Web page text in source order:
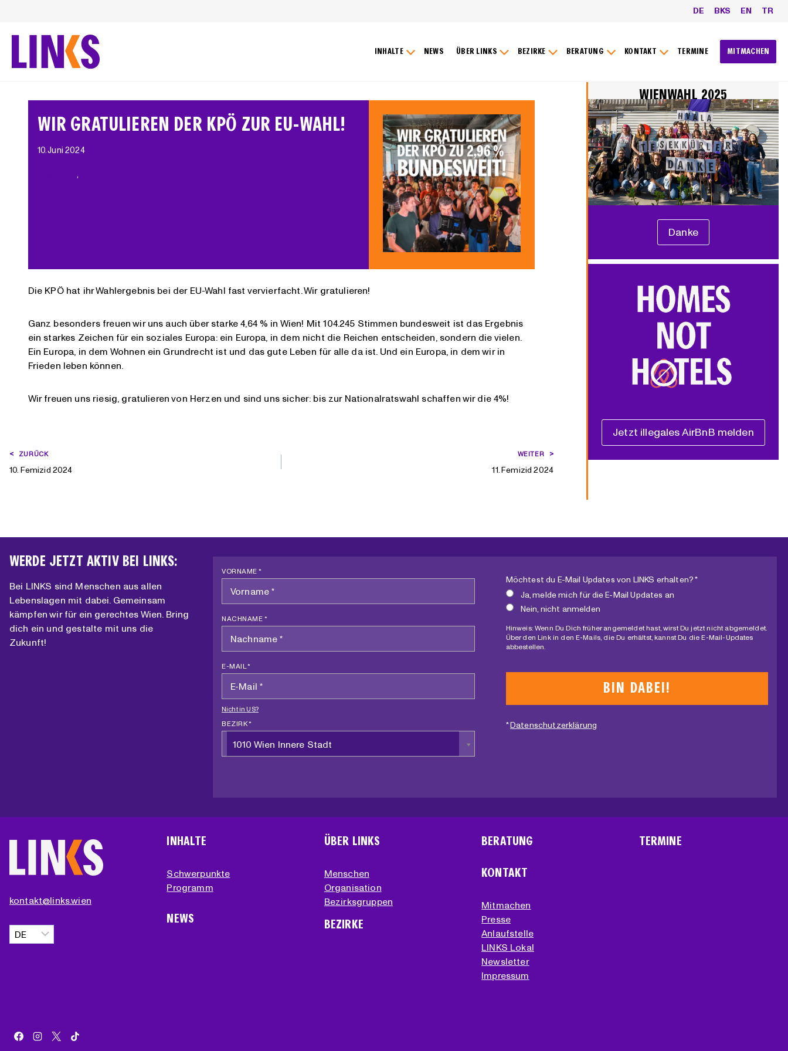
springen
DE BKS EN TR
INHALTE NEWS ÜBER LINKS BEZIRKE BERATUNG KONTAKT TERMINE MITMACHEN
WIR GRATULIEREN DER KPÖ ZUR EU-WAHL!
10. Juni 2024
Allgemein,
Die KPÖ hat ihr Wahlergebnis bei der EU-Wahl fast vervierfacht. Wir gratulieren!
Ganz besonders freuen wir uns auch über starke 4,64 % in Wien! Mit 104.245 Stimmen bundesweit ist das Ergebnis
ein starkes Zeichen für ein soziales Europa: ein Europa, in dem nicht die Reichen entscheiden, sondern die vielen.
Ein Europa, in dem Wohnen ein Grundrecht ist und das gute Leben für alle da ist. Und ein Europa, in dem wir in
Frieden leben können.
Wir freuen uns riesig, gratulieren von Herzen und sind uns sicher: bis zur Nationalratswahl schaffen wir die 4%!
BEITRAGSNAVIGATION
ZURÜCK
10. Femizid 2024
WEITER
11. Femizid 2024
WIENWAHL 2025
Danke
Jetzt illegales AirBnB melden
WERDE JETZT AKTIV BEI LINKS:
Bei LINKS sind Menschen aus allen
Lebenslagen mit dabei. Gemeinsam
kämpfen wir für ein gerechtes Wien. Bring
dich ein und gestalte mit uns die
Zukunft!
VORNAME *
NACHNAME *
E-MAIL *
Nicht inUS?
BEZIRK *
1010 Wien Innere Stadt
Möchtest du E-Mail Updates von LINKS erhalten? *
Ja, melde mich für die E-Mail Updates an
Nein, nicht anmelden
Hinweis: Wenn Du Dich früher angemeldet hast, wirst Du jetzt nicht abgemeldet.
Über den Link in den E-Mails, die Du erhältst, kannst Du die E-Mail-Updates
abbestellen.
*Datenschutzerklärung
kontakt@links.wien
Sprache
auswählen
INHALTE
Schwerpunkte
Programm
NEWS
ÜBER LINKS
Menschen
Organisation
Bezirksgruppen
BEZIRKE
BERATUNG
KONTAKT
Mitmachen
Presse
Anlaufstelle
LINKS Lokal
Newsletter
Impressum
TERMINE